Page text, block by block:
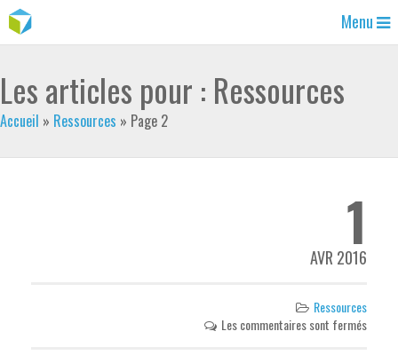
Menu
Les articles pour : Ressources
Accueil » Ressources » Page 2
1
AVR 2016
Ressources
Les commentaires sont fermés